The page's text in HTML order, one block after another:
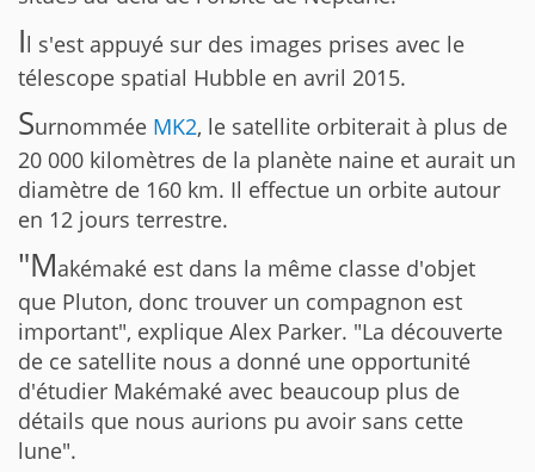
Il s'est appuyé sur des images prises avec le
télescope spatial Hubble en avril 2015.
Surnommée MK2, le satellite orbiterait à plus de
20 000 kilomètres de la planète naine et aurait un
diamètre de 160 km. Il effectue un orbite autour
en 12 jours terrestre.
"Makémaké est dans la même classe d'objet
que Pluton, donc trouver un compagnon est
important", explique Alex Parker. "La découverte
de ce satellite nous a donné une opportunité
d'étudier Makémaké avec beaucoup plus de
détails que nous aurions pu avoir sans cette
lune".